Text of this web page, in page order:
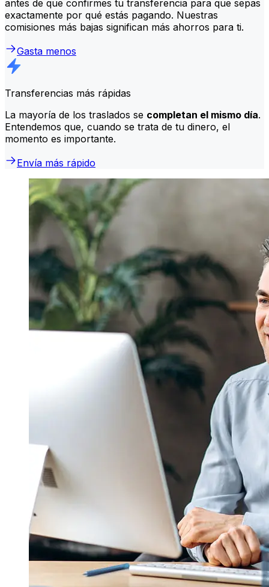
antes de que confirmes tu transferencia para que sepas
exactamente por qué estás pagando. Nuestras
comisiones más bajas significan más ahorros para ti.
Gasta menos
Transferencias más rápidas
La mayoría de los traslados se completan el mismo día.
Entendemos que, cuando se trata de tu dinero, el
momento es importante.
Envía más rápido